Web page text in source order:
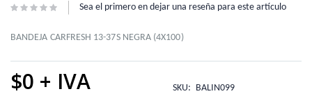
the
gallery
the
gallery
Sea el primero en dejar una reseña para este artículo
BANDEJA CARFRESH 13-37S NEGRA (4X100)
$0 SKU BALIN099